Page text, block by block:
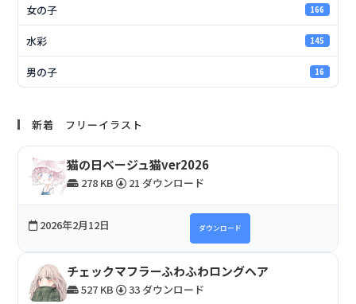
女の子 166
水彩 145
男の子 16
新着 フリーイラスト
猫の日ベージュ猫ver2026
278 KB 21 ダウンロード
2026年2月12日 ダウンロード
チェックマフラーふわふわロングヘア
527 KB 33 ダウンロード